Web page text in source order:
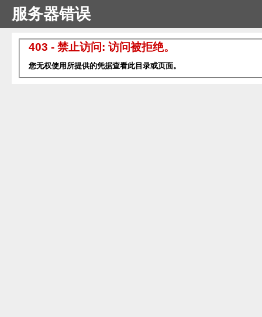
服务器错误
403 - 禁止访问: 访问被拒绝。
您无权使用所提供的凭据查看此目录或页面。